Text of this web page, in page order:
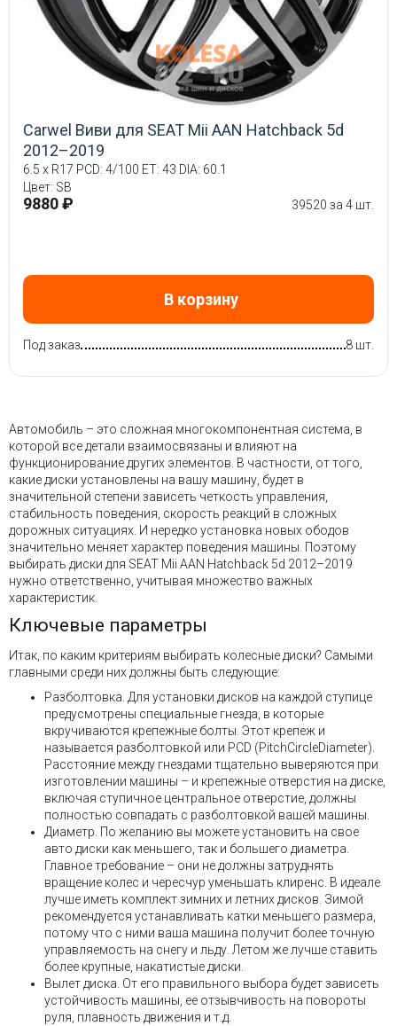
Carwel Виви для SEAT Mii AAN Hatchback 5d
2012–2019
6.5 x R17 PCD: 4/100 ET: 43 DIA: 60.1
Цвет: SB
9880 ₽ 39520 за 4 шт.
В корзину
Под заказ 8 шт.
Автомобиль – это сложная многокомпонентная система, в
которой все детали взаимосвязаны и влияют на
функционирование других элементов. В частности, от того,
какие диски установлены на вашу машину, будет в
значительной степени зависеть четкость управления,
стабильность поведения, скорость реакций в сложных
дорожных ситуациях. И нередко установка новых ободов
значительно меняет характер поведения машины. Поэтому
выбирать диски для SEAT Mii AAN Hatchback 5d 2012–2019
нужно ответственно, учитывая множество важных
характеристик.
Ключевые параметры
Итак, по каким критериям выбирать колесные диски? Самыми
главными среди них должны быть следующие:
Разболтовка. Для установки дисков на каждой ступице
предусмотрены специальные гнезда, в которые
вкручиваются крепежные болты. Этот крепеж и
называется разболтовкой или PCD (PitchCircleDiameter).
Расстояние между гнездами тщательно выверяются при
изготовлении машины – и крепежные отверстия на диске,
включая ступичное центральное отверстие, должны
полностью совпадать с разболтовкой вашей машины.
Диаметр. По желанию вы можете установить на свое
авто диски как меньшего, так и большего диаметра.
Главное требование – они не должны затруднять
вращение колес и чересчур уменьшать клиренс. В идеале
лучше иметь комплект зимних и летних дисков. Зимой
рекомендуется устанавливать катки меньшего размера,
потому что с ними ваша машина получит более точную
управляемость на снегу и льду. Летом же лучше ставить
более крупные, накатистые диски.
Вылет диска. От его правильного выбора будет зависеть
устойчивость машины, ее отзывчивость на повороты
руля, плавность движения и т.д.